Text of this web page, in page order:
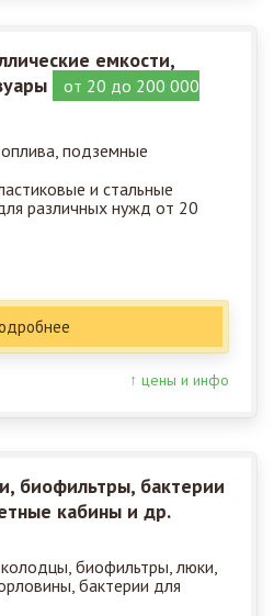
емкости,
от 20 до 200 000
и стальные
различных нужд от 20
↑ цены и инфо
биофильтры, бактерии
кабины и др.
биофильтры, люки,
бактерии для